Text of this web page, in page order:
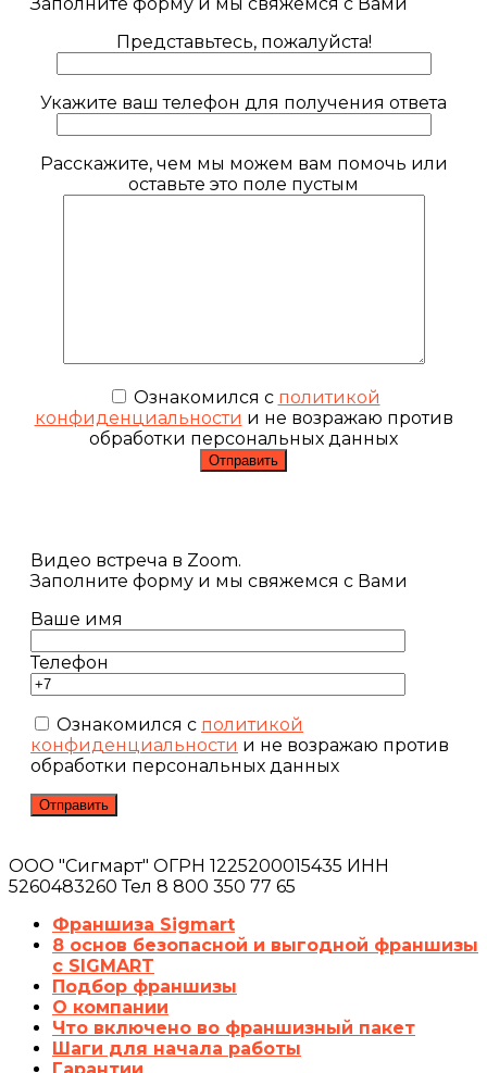
Представьтесь, пожалуйста!
Укажите ваш телефон для получения ответа
Расскажите, чем мы можем вам помочь или
оставьте это поле пустым
Ознакомился с политикой
конфиденциальности и не возражаю против
обработки персональных данных
Видео встреча в Zoom.
Заполните форму и мы свяжемся с Вами
Ваше имя
Телефон
Ознакомился с политикой
конфиденциальности и не возражаю против
обработки персональных данных
ООО "Сигмарт" ОГРН 1225200015435 ИНН
5260483260 Тел 8 800 350 77 65
Франшиза Sigmart
8 основ безопасной и выгодной франшизы
с SIGMART
Подбор франшизы
О компании
Что включено во франшизный пакет
Шаги для начала работы